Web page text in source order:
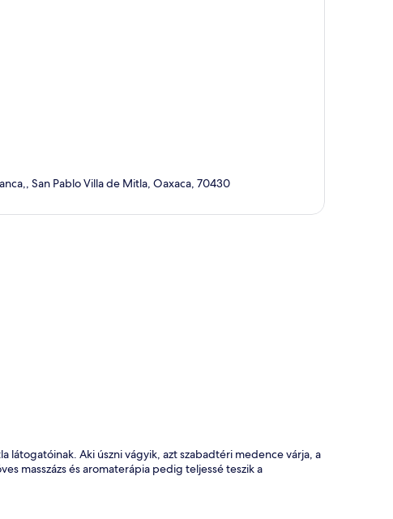
San Pablo Villa de Mitla, Oaxaca, 70430
látogatóinak. Aki úszni vágyik, azt szabadtéri medence várja, a
masszázs és aromaterápia pedig teljessé teszik a